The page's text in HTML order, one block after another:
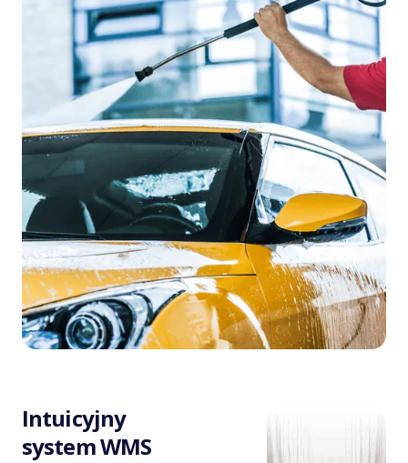
Intuicyjny
system WMS